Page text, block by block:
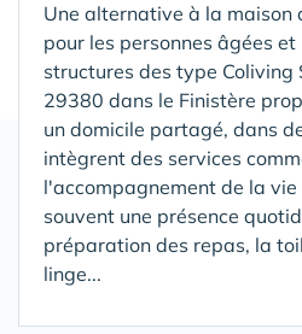
Une alternative à la maison
pour les personnes âgées et
structures des type Coliving
29380 dans le Finistère
un domicile partagé, dans
intègrent des services
l'accompagnement de la
souvent une présence
préparation des repas, la
linge...